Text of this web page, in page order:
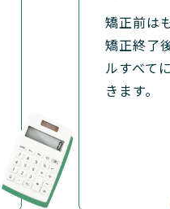
矯正前は
矯正終了
ルすべて
きます。